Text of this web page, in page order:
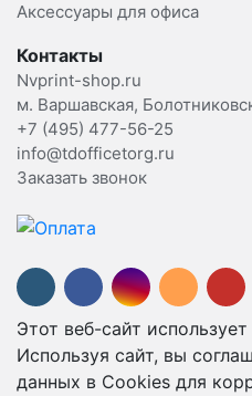
Аксессуары для офиса
Контакты
Nvprint-shop.ru
м. Варшавская,
+7 (495) 477-56-25
info@tdofficetorg.ru
Заказать звонок
Этот веб-сайт
Используя сайт, вы
данных в Cookies для